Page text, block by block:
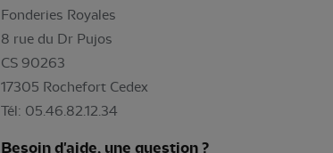
Fonderies Royales
8 rue du Dr Pujos
CS 90263
17305 Rochefort Cedex
Tél: 05.46.82.12.34
Besoin d'aide, une question ?